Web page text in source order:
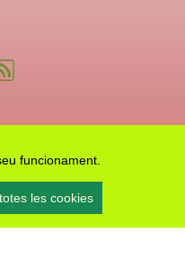
funcionament.
les cookies